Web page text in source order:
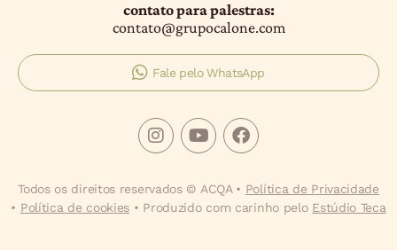
contato para palestras:
contato@grupocalone.com
Fale pelo WhatsApp
Todos os direitos reservados © ACQA • Política de Privacidade
• Política de cookies • Produzido com carinho pelo Estúdio Teca